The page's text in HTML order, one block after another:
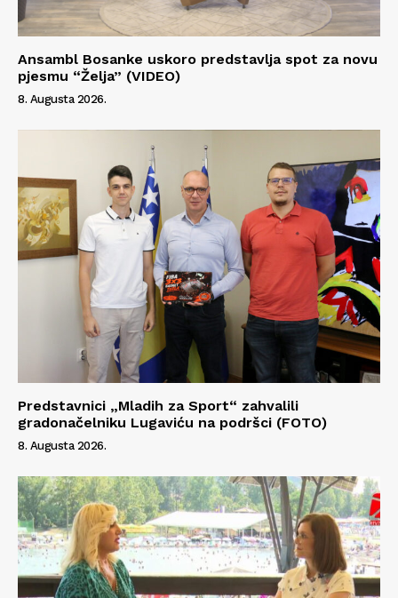
Info
O nama
Impressum
Ansambl Bosanke uskoro predstavlja spot za novu
pjesmu “Želja” (VIDEO)
8. Augusta 2026.
Predstavnici „Mladih za Sport“ zahvalili
gradonačelniku Lugaviću na podršci (FOTO)
8. Augusta 2026.